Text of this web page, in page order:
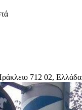
712 02, Ελλάδα